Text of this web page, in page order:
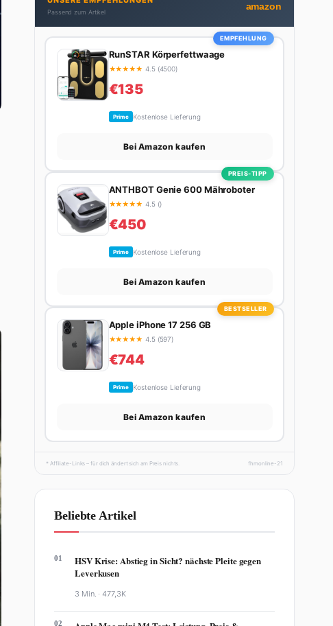
Trip – sei es ein Wochenende in den Bergen, eine
Motorradtour durch die Alpen oder der jährliche
Campingtrip mit den Jungs. Sein Credo: Das Leben
ist zu kurz für langweilige Wochenenden.
Passend zum Artikel
amazon
EMPFEHLUNG
RunSTAR Körperfettwaage
★★★★★ 4.5 (4500)
€135
Prime Kostenlose Lieferung
Bei Amazon kaufen
PREIS-TIPP
ANTHBOT Genie 600 Mähroboter
★★★★★ 4.5 ()
€450
Prime Kostenlose Lieferung
Bei Amazon kaufen
BESTSELLER
Apple iPhone 17 256 GB
★★★★★ 4.5 (597)
€744
Prime Kostenlose Lieferung
Bei Amazon kaufen
* Affiliate-Links – für dich ändert sich am Preis nichts. fhmonline-21
Beliebte Artikel
01
HSV Krise: Abstieg in Sicht? nächste Pleite gegen
Leverkusen
3 Min. ·477,3K
02